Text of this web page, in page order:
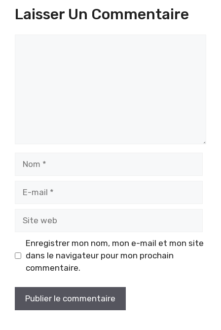
Laisser Un Commentaire
Enregistrer mon nom, mon e-mail et mon site
dans le navigateur pour mon prochain
commentaire.